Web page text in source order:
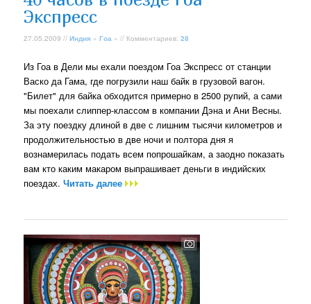
Экспресс
27.05.2009 //Индия »Гоа » // Комментариев:28
Из Гоа в Дели мы ехали поездом Гоа Экспресс от станции
Васко да Гама, где погрузили наш байк в грузовой вагон.
"Билет" для байка обходится примерно в 2500 рупий, а сами
мы поехали слиппер-классом в компании Дэна и Ани Весны.
За эту поездку длиной в две с лишним тысячи километров и
продолжительностью в две ночи и полтора дня я
вознамерилась подать всем попрошайкам, а заодно показать
вам кто каким макаром выпрашивает деньги в индийских
поездах.Читать далее